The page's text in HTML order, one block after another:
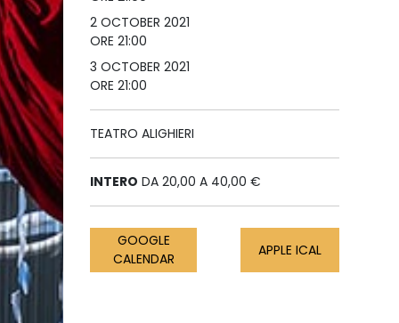
2 OCTOBER 2021
ORE 21:00
3 OCTOBER 2021
ORE 21:00
TEATRO ALIGHIERI
INTERO DA 20,00 A 40,00 €
GOOGLE
CALENDAR
APPLE ICAL